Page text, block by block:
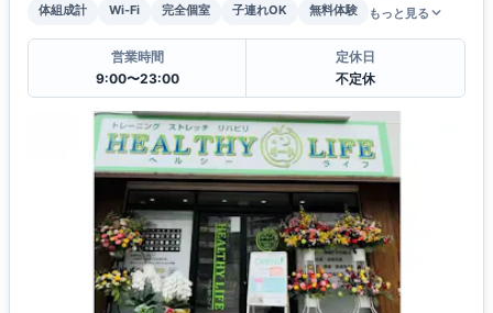
体組成計
Wi-Fi 完全個室 子連れOK 無料体験 もっと見る
営業時間
9:00〜23:00
定休日
不定休